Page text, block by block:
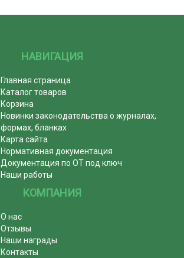
НАВИГАЦИЯ
Главная страница
Каталог товаров
Корзина
Новинки законодательства о журналах,
формах, бланках
Карта сайта
Нормативная документация
Документация по ОТ под ключ
Наши работы
КОМПАНИЯ
О нас
Отзывы
Наши награды
Контакты